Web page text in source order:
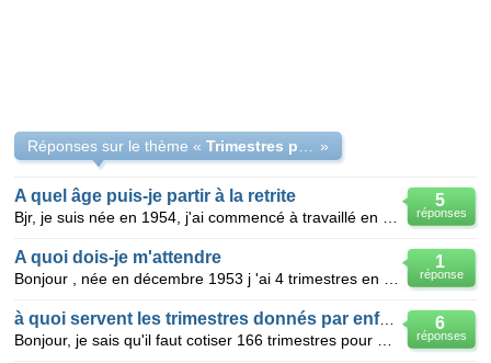
Réponses sur le thème « »
5
réponses
A quel âge puis-je partir à la retrite
1
réponse
A quoi dois-je m'attendre
6
réponses
à quoi servent les trimestres donnés par enfants?